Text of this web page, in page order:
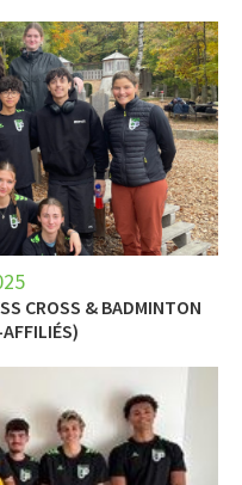
CROSS & BADMINTON